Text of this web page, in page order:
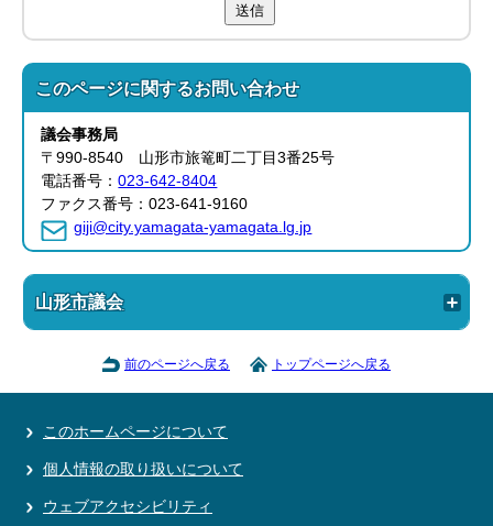
送信
このページに関するお問い合わせ
議会事務局
〒990-8540 山形市旅篭町二丁目3番25号
電話番号：023-642-8404
ファクス番号：023-641-9160
giji@city.yamagata-yamagata.lg.jp
山形市議会
前のページへ戻る トップページへ戻る
このホームページについて
個人情報の取り扱いについて
ウェブアクセシビリティ